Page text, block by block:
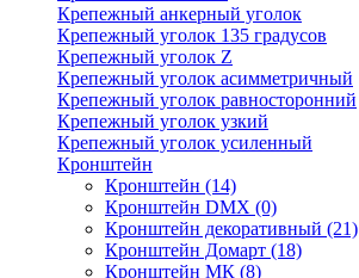
Крепежный анкерный уголок
Крепежный уголок 135 градусов
Крепежный уголок Z
Крепежный уголок асимметричный
Крепежный уголок равносторонний
Крепежный уголок узкий
Крепежный уголок усиленный
Кронштейн
Кронштейн (14)
Кронштейн DMX (0)
Кронштейн декоративный (21)
Кронштейн Домарт (18)
Кронштейн МК (8)